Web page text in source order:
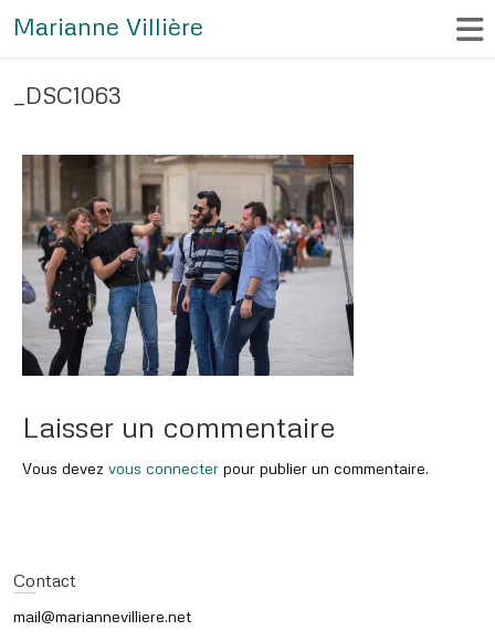
Marianne Villière
_DSC1063
Laisser un commentaire
Vous devez vous connecter pour publier un commentaire.
Contact
mail@mariannevilliere.net